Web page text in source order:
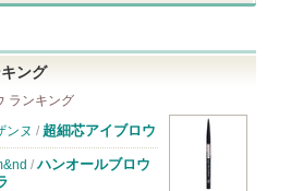
ング
ランキング
ンヌ / 超細芯アイブロウ
/ ハンオールブロウ